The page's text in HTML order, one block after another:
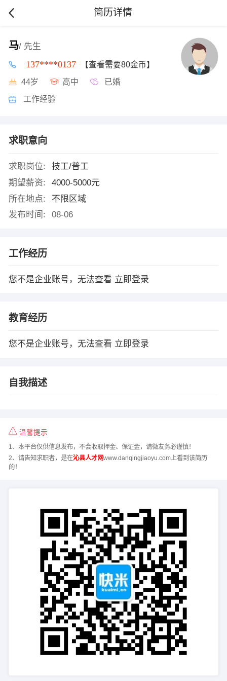
简历详情
马/ 先生
137****0137 【查看需要80金币】
44岁 高中 已婚
工作经验
求职意向
求职岗位:
技工/普工
期望薪资:
4000-5000元
所在地点:
不限区域
发布时间:
08-06
工作经历
您不是企业账号，无法查看 立即登录
教育经历
您不是企业账号，无法查看 立即登录
自我描述
温馨提示
1、本平台仅供信息发布，不会收取押金、保证金，请微友务必谨慎！
2、请告知求职者，是在沁县人才网www.danqingjiaoyu.com上看到该简历
的！